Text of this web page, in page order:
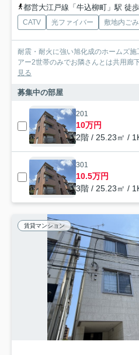
都営大江戸線「牛込柳町」駅 徒
CATV 光ファイバー 敷地内ご
耐震・耐火に強い旭化成のホームズ
アー2世帯のみでお隣さんとは共用廊
見る
募集中の部屋
201
10万円
2階 / 25.23㎡ /
301
10.5万円
3階 / 25.23㎡ /
賃貸マンション